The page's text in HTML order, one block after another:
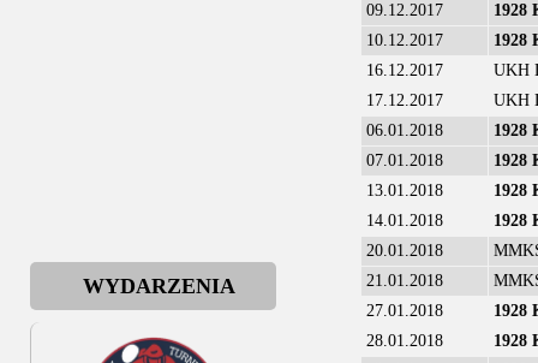
WYDARZENIA
09.12.2017
1928
10.12.2017
1928
16.12.2017
UKH
17.12.2017
UKH
06.01.2018
1928
07.01.2018
1928
13.01.2018
1928
14.01.2018
1928
20.01.2018
21.01.2018
27.01.2018
1928
28.01.2018
1928